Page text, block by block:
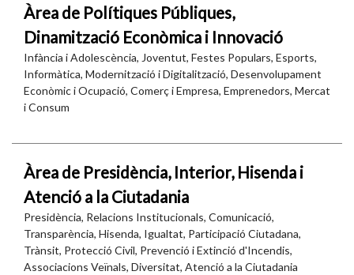
Àrea de Polítiques Públiques,
Dinamització Econòmica i Innovació
Infància i Adolescència, Joventut, Festes Populars, Esports,
Informàtica, Modernització i Digitalització, Desenvolupament
Econòmic i Ocupació, Comerç i Empresa, Emprenedors, Mercat
i Consum
Àrea de Presidència, Interior, Hisenda i
Atenció a la Ciutadania
Presidència, Relacions Institucionals, Comunicació,
Transparència, Hisenda, Igualtat, Participació Ciutadana,
Trànsit, Protecció Civil, Prevenció i Extinció d'Incendis,
Associacions Veïnals, Diversitat, Atenció a la Ciutadania